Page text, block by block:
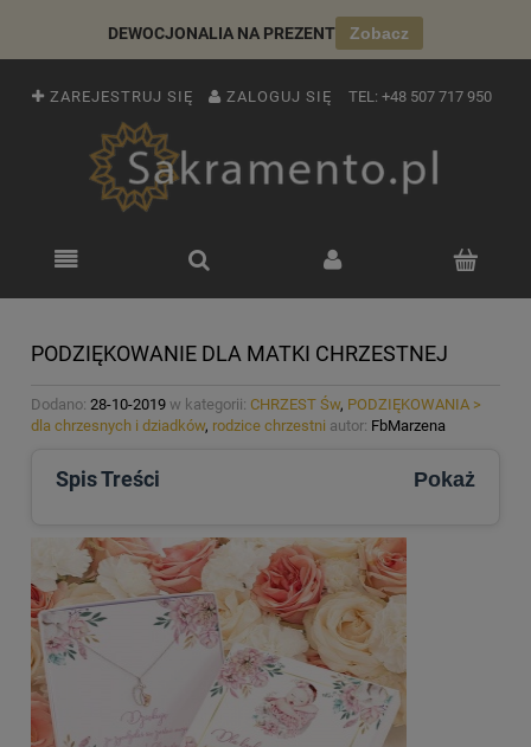
DEWOCJONALIA NA PREZENT Zobacz
ZAREJESTRUJ SIĘ ZALOGUJ SIĘ TEL: +48 507 717 950
PODZIĘKOWANIE DLA MATKI CHRZESTNEJ
Dodano: 28-10-2019 w kategorii: CHRZEST Św, PODZIĘKOWANIA >
dla chrzesnych i dziadków, rodzice chrzestni autor: FbMarzena
Spis Treści Pokaż